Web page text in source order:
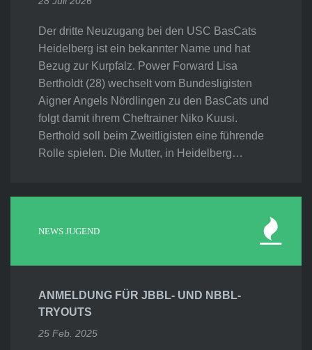
Der dritte Neuzugang bei den USC BasCats
Heidelberg ist ein bekannter Name und hat
Bezug zur Kurpfalz. Power Forward Lisa
Bertholdt (28) wechselt vom Bundesligisten
Aigner Angels Nördlingen zu den BasCats und
folgt damit ihrem Cheftrainer Niko Kuusi.
Berthold soll beim Zweitligisten eine führende
Rolle spielen. Die Mutter, in Heidelberg…
NEWS JUGEND
ANMELDUNG FÜR JBBL- UND NBBL-
TRYOUTS
25 Feb. 2025